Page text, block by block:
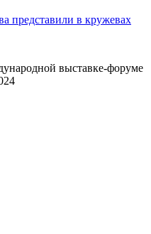
представили в кружевах
выставке-форуме